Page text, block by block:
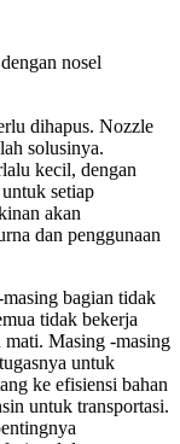
dihapus. Nozzle
solusinya.
kecil, dengan
setiap
akan
dan penggunaan
bagian tidak
tidak bekerja
mati. Masing -masing
untuk
ke efisiensi bahan
untuk transportasi.